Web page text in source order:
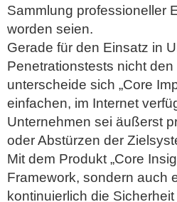
Sammlung professioneller
worden seien.
Gerade für den Einsatz in
Penetrationstests nicht
unterscheide sich „Core
einfachen, im Internet
Unternehmen sei äußerst
oder Abstürzen der
Mit dem Produkt „Core
Framework, sondern auch
kontinuierlich die